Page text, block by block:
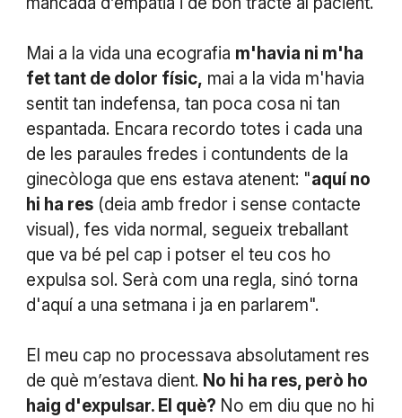
Mai a la vida una ecografia m'havia ni m'ha
fet tant de dolor físic, mai a la vida m'havia
sentit tan indefensa, tan poca cosa ni tan
espantada. Encara recordo totes i cada una
de les paraules fredes i contundents de la
ginecòloga que ens estava atenent: "aquí no
hi ha res(deia amb fredor i sense contacte
visual), fes vida normal, segueix treballant
que va bé pel cap i potser el teu cos ho
expulsa sol. Serà com una regla, sinó torna
d'aquí a una setmana i ja en parlarem".
El meu cap no processava absolutament res
de què m’estava dient. No hi ha res, però ho
haig d'expulsar. El què? No em diu que no hi